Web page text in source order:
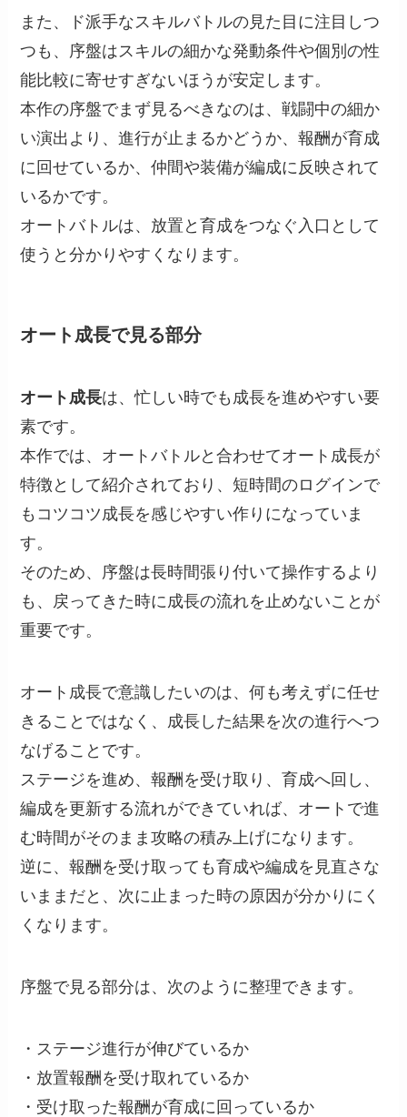
また、ド派手なスキルバトルの見た目に注目しつ
つも、序盤はスキルの細かな発動条件や個別の性
能比較に寄せすぎないほうが安定します。
本作の序盤でまず見るべきなのは、戦闘中の細か
い演出より、進行が止まるかどうか、報酬が育成
に回せているか、仲間や装備が編成に反映されて
いるかです。
オートバトルは、放置と育成をつなぐ入口として
使うと分かりやすくなります。
オート成長で見る部分
オート成長は、忙しい時でも成長を進めやすい要
素です。
本作では、オートバトルと合わせてオート成長が
特徴として紹介されており、短時間のログインで
もコツコツ成長を感じやすい作りになっていま
す。
そのため、序盤は長時間張り付いて操作するより
も、戻ってきた時に成長の流れを止めないことが
重要です。
オート成長で意識したいのは、何も考えずに任せ
きることではなく、成長した結果を次の進行へつ
なげることです。
ステージを進め、報酬を受け取り、育成へ回し、
編成を更新する流れができていれば、オートで進
む時間がそのまま攻略の積み上げになります。
逆に、報酬を受け取っても育成や編成を見直さな
いままだと、次に止まった時の原因が分かりにく
くなります。
序盤で見る部分は、次のように整理できます。
・ステージ進行が伸びているか
・放置報酬を受け取れているか
・受け取った報酬が育成に回っているか